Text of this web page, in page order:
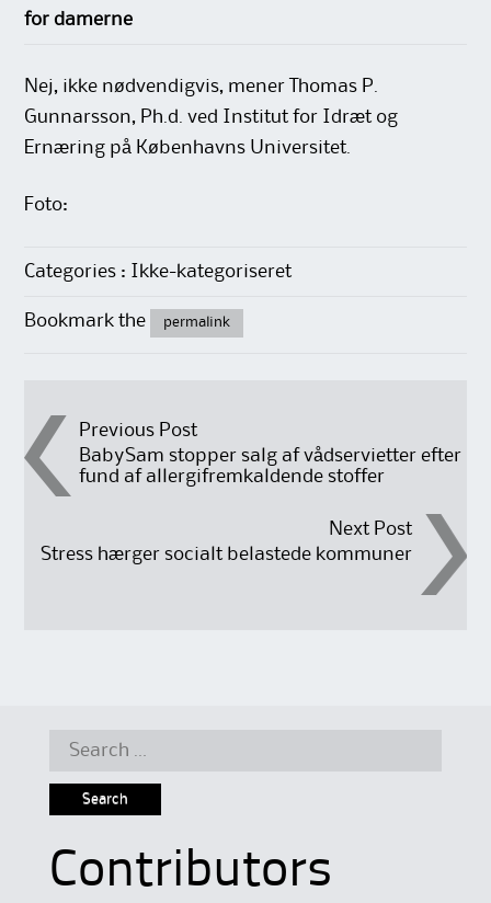
for damerne
Nej, ikke nødvendigvis, mener Thomas P.
Gunnarsson, Ph.d. ved Institut for Idræt og
Ernæring på Københavns Universitet.
Foto:
Categories : Ikke-kategoriseret
Bookmark the permalink
Post
navigation
Previous Post
BabySam stopper salg af vådservietter efter
fund af allergifremkaldende stoffer
Next Post
Stress hærger socialt belastede kommuner
Search
Contributors